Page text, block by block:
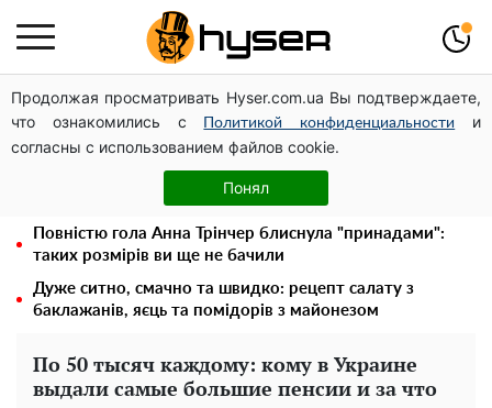
Продолжая просматривать Hyser.com.ua Вы подтверждаете,
что ознакомились с
Политикой конфиденциальности
и
согласны с использованием файлов cookie.
Понял
Українська авіатранспортна асоціація звернулася до
Мінфіну із закликом уніфікувати оподаткування
авіалізингу
Місяць без світла, лютий холод та комунальні платежі
на тисячі гривень: народ "ламають" у відключення
Повністю гола Анна Трінчер блиснула "принадами":
таких розмірів ви ще не бачили
Дуже ситно, смачно та швидко: рецепт салату з
баклажанів, яєць та помідорів з майонезом
По 50 тысяч каждому: кому в Украине
выдали самые большие пенсии и за что